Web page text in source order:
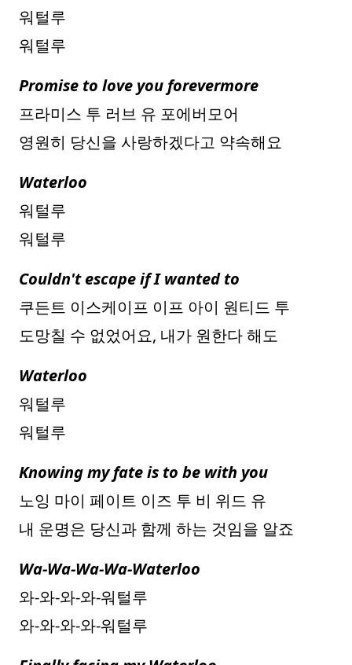
워털루
워털루
Promise to love you forevermore
프라미스 투 러브 유 포에버모어
영원히 당신을 사랑하겠다고 약속해요
Waterloo
워털루
워털루
Couldn't escape if I wanted to
쿠든트 이스케이프 이프 아이 원티드 투
도망칠 수 없었어요, 내가 원한다 해도
Waterloo
워털루
워털루
Knowing my fate is to be with you
노잉 마이 페이트 이즈 투 비 위드 유
내 운명은 당신과 함께 하는 것임을 알죠
Wa-Wa-Wa-Wa-Waterloo
와-와-와-와-워털루
와-와-와-와-워털루